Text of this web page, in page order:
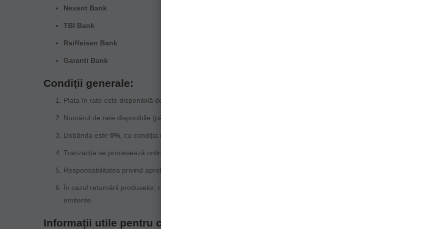
Nexent Bank
TBI Bank
Raiffeisen Bank
Garanti Bank
Condiții generale:
Plata în rate este disponibilă doar pentru cardurile de cumpărături emise de băncile partenere menționate.
Numărul de rate disponibile (până la 6) poate varia în funcție de banca emitentă și de politica acesteia.
Dobânda este 0% , cu condiția respectării termenilor și condițiilor impuse de banca emitentă a cardului.
Tranzacția se procesează online, în momentul finalizării comenzii, prin intermediul sistemului securizat al procesatorului
Responsabilitatea privind aprobarea și administrarea plății în rate aparține exclusiv băncii emitente a cardului.
În cazul returnării produselor, rambursarea sumei achitate se face conform politicii de retur
emitente.
Informații utile pentru clienți: